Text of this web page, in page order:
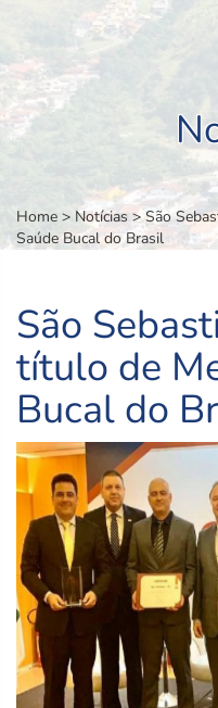
Home > Notícias >São
Saúde Bucal do Brasil
São
título de
Bucal do